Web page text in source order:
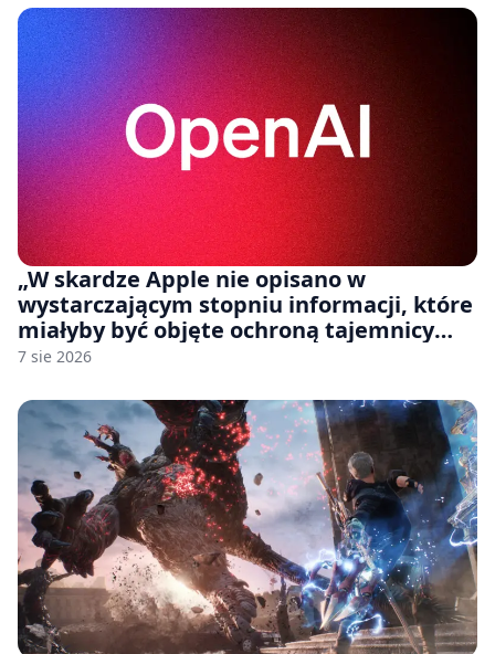
„W skardze Apple nie opisano w
wystarczającym stopniu informacji, które
miałyby być objęte ochroną tajemnicy
handlowej”. OpenAI żąda odrzucenia
7 sie 2026